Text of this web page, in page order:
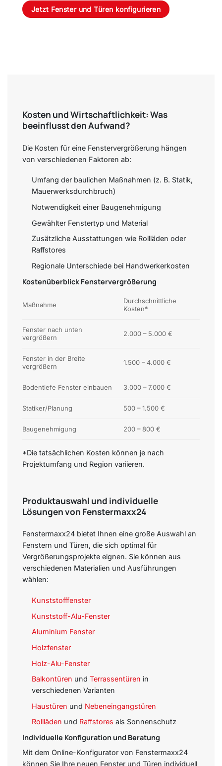
Jetzt Fenster und Türen konfigurieren
Kosten und Wirtschaftlichkeit: Was
beeinflusst den Aufwand?
Die Kosten für eine Fenstervergrößerung hängen
von verschiedenen Faktoren ab:
Umfang der baulichen Maßnahmen (z. B. Statik,
Mauerwerksdurchbruch)
Notwendigkeit einer Baugenehmigung
Gewählter Fenstertyp und Material
Zusätzliche Ausstattungen wie Rollläden oder
Raffstores
Regionale Unterschiede bei Handwerkerkosten
Kostenüberblick Fenstervergrößerung
Maßnahme
Durchschnittliche
Kosten*
Fenster nach unten
vergrößern
2.000 – 5.000 €
Fenster in der Breite
vergrößern
1.500 – 4.000 €
Bodentiefe Fenster einbauen 3.000 – 7.000 €
Statiker/Planung 500 – 1.500 €
Baugenehmigung 200 – 800 €
*Die tatsächlichen Kosten können je nach
Projektumfang und Region variieren.
Produktauswahl und individuelle
Lösungen von Fenstermaxx24
Fenstermaxx24 bietet Ihnen eine große Auswahl an
Fenstern und Türen, die sich optimal für
Vergrößerungsprojekte eignen. Sie können aus
verschiedenen Materialien und Ausführungen
wählen:
Kunststofffenster
Kunststoff-Alu-Fenster
Aluminium Fenster
Holzfenster
Holz-Alu-Fenster
Balkontüren und Terrassentüren in
verschiedenen Varianten
Haustüren und Nebeneingangstüren
Rollläden und Raffstores als Sonnenschutz
Individuelle Konfiguration und Beratung
Mit dem Online-Konfigurator von Fenstermaxx24
können Sie Ihre neuen Fenster und Türen individuell